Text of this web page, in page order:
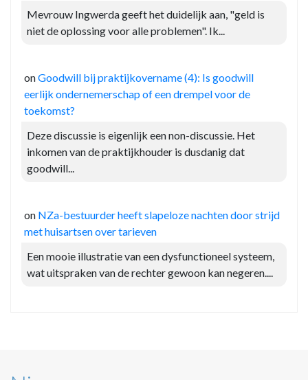
Mevrouw Ingwerda geeft het duidelijk aan, "geld is
niet de oplossing voor alle problemen". Ik...
onGoodwill bij praktijkovername (4): Is goodwill
eerlijk ondernemerschap of een drempel voor de
toekomst?
Deze discussie is eigenlijk een non-discussie. Het
inkomen van de praktijkhouder is dusdanig dat
goodwill...
on NZa-bestuurder heeft slapeloze nachten door strijd
met huisartsen over tarieven
Een mooie illustratie van een dysfunctioneel systeem,
wat uitspraken van de rechter gewoon kan negeren....